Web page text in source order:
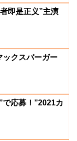
即是正义”主演
ックスバーガー
で応募！”2021カ